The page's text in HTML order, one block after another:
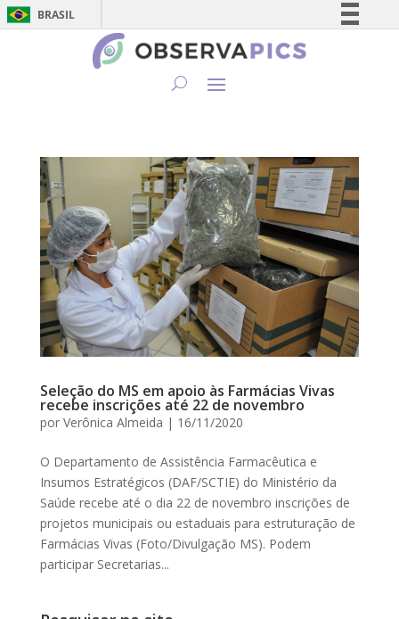
BRASIL
Simplifique!
Canais
Seleção do MS em apoio às Farmácias Vivas
recebe inscrições até 22 de novembro
por Verônica Almeida | 16/11/2020
O Departamento de Assistência Farmacêutica e
Insumos Estratégicos (DAF/SCTIE) do Ministério da
Saúde recebe até o dia 22 de novembro inscrições de
projetos municipais ou estaduais para estruturação de
Farmácias Vivas (Foto/Divulgação MS). Podem
participar Secretarias...